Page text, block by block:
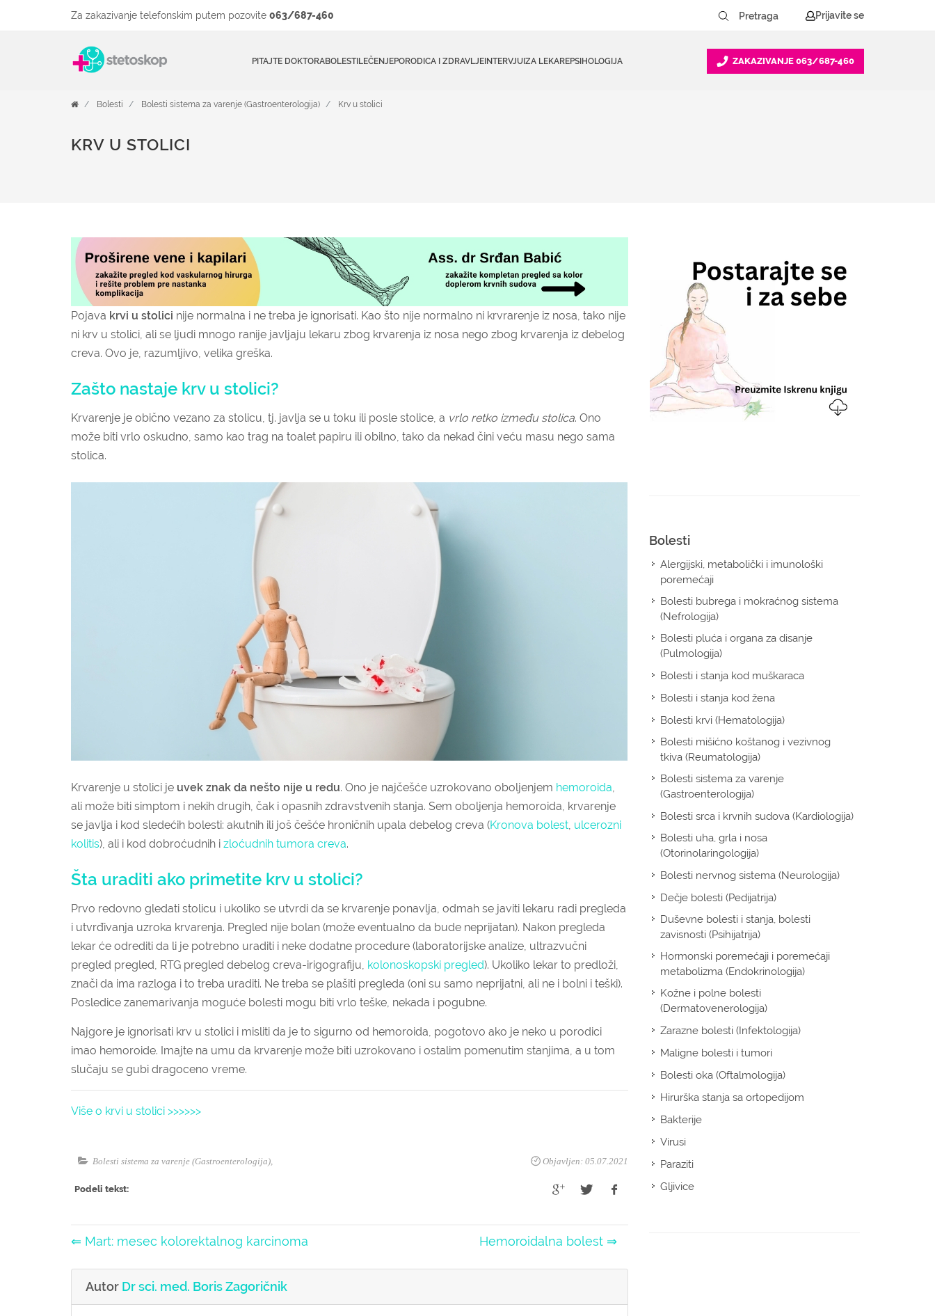
Za zakazivanje telefonskim putem pozovite 063/687-460 Prijavite se
PITAJTE DOKTORABOLESTILEČENJEPORODICA I ZDRAVLJEINTERVJUIZA LEKAREPSIHOLOGIJA ZAKAZIVANJE 063/687-460
Bolesti Bolesti sistema za varenje (Gastroenterologija) Krv u stolici
KRV U STOLICI
Pojava krvi u stolici nije normalna i ne treba je ignorisati. Kao što nije normalno ni krvrarenje iz nosa, tako nije
ni krv u stolici, ali se ljudi mnogo ranije javljaju lekaru zbog krvarenja iz nosa nego zbog krvarenja iz debelog
creva. Ovo je, razumljivo, velika greška.
Zašto nastaje krv u stolici?
Krvarenje je obično vezano za stolicu, tj. javlja se u toku ili posle stolice, a vrlo retko između stolica. Ono
može biti vrlo oskudno, samo kao trag na toalet papiru ili obilno, tako da nekad čini veću masu nego sama
stolica.
Krvarenje u stolici je uvek znak da nešto nije u redu. Ono je najčešće uzrokovano oboljenjem hemoroida,
ali može biti simptom i nekih drugih, čak i opasnih zdravstvenih stanja. Sem oboljenja hemoroida, krvarenje
se javlja i kod sledećih bolesti: akutnih ili još češće hroničnih upala debelog creva (Kronova bolest, ulcerozni
kolitis), ali i kod dobroćudnih i zloćudnih tumora creva.
Šta uraditi ako primetite krv u stolici?
Prvo redovno gledati stolicu i ukoliko se utvrdi da se krvarenje ponavlja, odmah se javiti lekaru radi pregleda
i utvrđivanja uzroka krvarenja. Pregled nije bolan (može eventualno da bude neprijatan). Nakon pregleda
lekar će odrediti da li je potrebno uraditi i neke dodatne procedure (laboratorijske analize, ultrazvučni
pregled pregled, RTG pregled debelog creva-irigografiju, kolonoskopski pregled). Ukoliko lekar to predloži,
znači da ima razloga i to treba uraditi. Ne treba se plašiti pregleda (oni su samo neprijatni, ali ne i bolni i teški).
Posledice zanemarivanja moguće bolesti mogu biti vrlo teške, nekada i pogubne.
Najgore je ignorisati krv u stolici i misliti da je to sigurno od hemoroida, pogotovo ako je neko u porodici
imao hemoroide. Imajte na umu da krvarenje može biti uzrokovano i ostalim pomenutim stanjima, a u tom
slučaju se gubi dragoceno vreme.
Više o krvi u stolici >>>>>>
Objavljen: 05.07.2021
Bolesti sistema za varenje (Gastroenterologija)
Podeli tekst:
⇐ Mart: mesec kolorektalnog karcinoma Hemoroidalna bolest ⇒
Autor Dr sci. med. Boris Zagoričnik
Bolesti
Alergijski, metabolički i imunološki
poremećaji
Bolesti bubrega i mokraćnog sistema
(Nefrologija)
Bolesti pluća i organa za disanje
(Pulmologija)
Bolesti i stanja kod muškaraca
Bolesti i stanja kod žena
Bolesti krvi (Hematologija)
Bolesti mišićno koštanog i vezivnog
tkiva (Reumatologija)
Bolesti sistema za varenje
(Gastroenterologija)
Bolesti srca i krvnih sudova (Kardiologija)
Bolesti uha, grla i nosa
(Otorinolaringologija)
Bolesti nervnog sistema (Neurologija)
Dečje bolesti (Pedijatrija)
Duševne bolesti i stanja, bolesti
zavisnosti (Psihijatrija)
Hormonski poremećaji i poremećaji
metabolizma (Endokrinologija)
Kožne i polne bolesti
(Dermatovenerologija)
Zarazne bolesti (Infektologija)
Maligne bolesti i tumori
Bolesti oka (Oftalmologija)
Hirurška stanja sa ortopedijom
Bakterije
Virusi
Paraziti
Gljivice